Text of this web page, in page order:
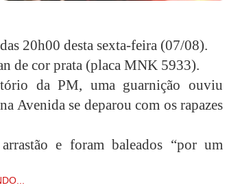
20h00 desta sexta-feira (07/08).
de cor prata (placa MNK 5933).
da PM, uma guarnição ouviu
se deparou com os rapazes
e foram baleados “por um